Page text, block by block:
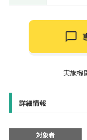
実施機
詳細情報
対象者